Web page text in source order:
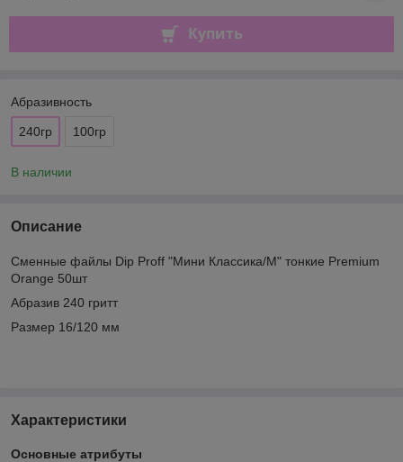
Купить
Абразивность
240гр 100гр
В наличии
Описание
Сменные файлы Dip Proff "Мини Классика/М" тонкие Premium
Orange 50шт
Абразив 240 гритт
Размер 16/120 мм
Характеристики
Основные атрибуты